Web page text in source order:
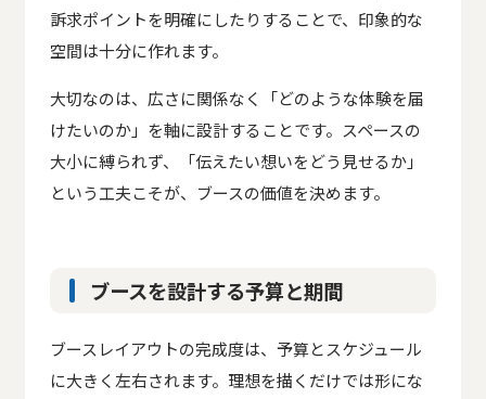
訴求ポイントを明確にしたりすることで、印象的な
空間は十分に作れます。
大切なのは、広さに関係なく「どのような体験を届
けたいのか」を軸に設計することです。スペースの
大小に縛られず、「伝えたい想いをどう見せるか」
という工夫こそが、ブースの価値を決めます。
ブースを設計する予算と期間
ブースレイアウトの完成度は、予算とスケジュール
に大きく左右されます。理想を描くだけでは形にな